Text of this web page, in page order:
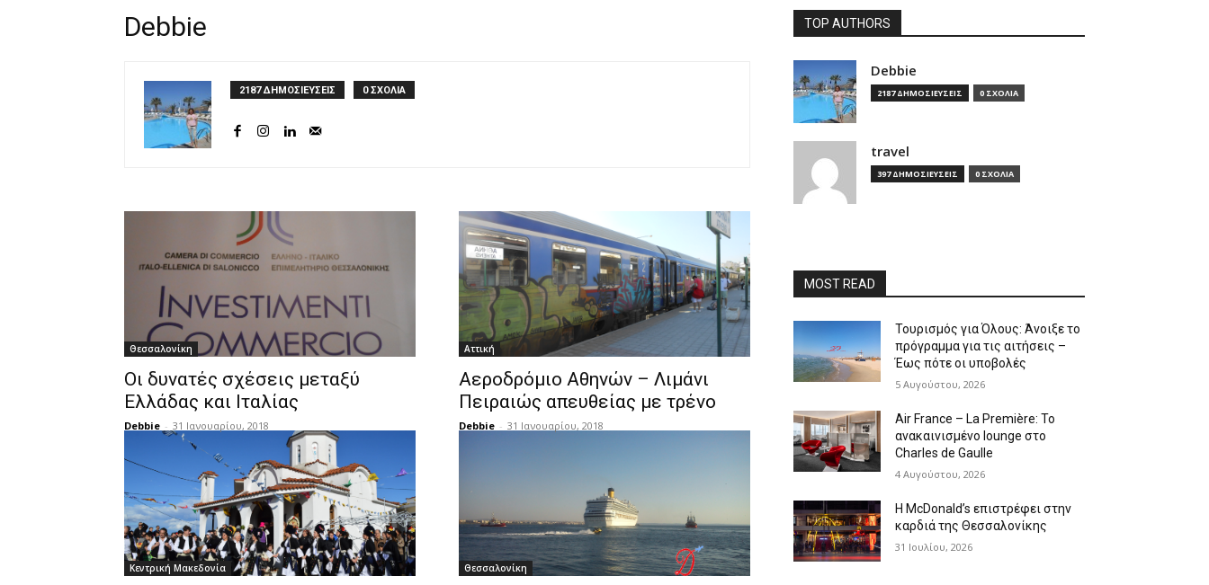
Debbie
2187 ΔΗΜΟΣΙΕΥΣΕΙΣ 0 ΣΧΟΛΙΑ
Θεσσαλονίκη
Οι δυνατές σχέσεις μεταξύ
Ελλάδας και Ιταλίας
Debbie - 31 Ιανουαρίου, 2018
Αττική
Αεροδρόμιο Αθηνών – Λιμάνι
Πειραιώς απευθείας με τρένο
Debbie - 31 Ιανουαρίου, 2018
Κεντρική Μακεδονία Θεσσαλονίκη
TOP AUTHORS
Debbie
2187 ΔΗΜΟΣΙΕΥΣΕΙΣ 0 ΣΧΟΛΙΑ
travel
397 ΔΗΜΟΣΙΕΥΣΕΙΣ 0 ΣΧΟΛΙΑ
MOST READ
Τουρισμός για Όλους: Άνοιξε το
πρόγραμμα για τις αιτήσεις –
Έως πότε οι υποβολές
5 Αυγούστου, 2026
Air France – La Première: Το
ανακαινισμένο lounge στο
Charles de Gaulle
4 Αυγούστου, 2026
Η McDonald’s επιστρέφει στην
καρδιά της Θεσσαλονίκης
31 Ιουλίου, 2026